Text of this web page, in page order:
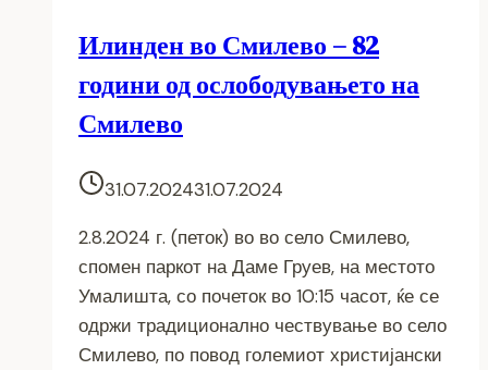
Илинден во Смилево – 82
години од ослободувањето на
Смилево
31.07.202431.07.2024
2.8.2024 г. (петок) во во село Смилево,
спомен паркот на Даме Груев, на местото
Умалишта, со почеток во 10:15 часот, ќе се
одржи традиционално чествување во село
Смилево, по повод големиот христијански